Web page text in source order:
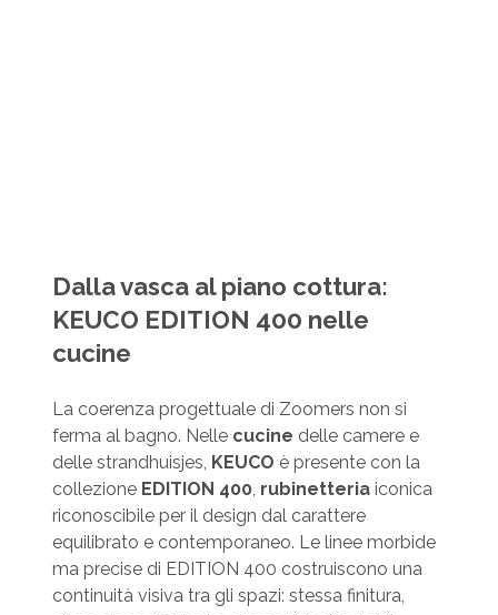
Dalla vasca al piano cottura:
KEUCO EDITION 400 nelle
cucine
La coerenza progettuale di Zoomers non si
ferma al bagno. Nelle cucine delle camere e
delle strandhuisjes, KEUCO è presente con la
collezione EDITION 400, rubinetteriaiconica
riconoscibile per il design dal carattere
equilibrato e contemporaneo. Le linee morbide
ma precise di EDITION 400 costruiscono una
continuità visiva tra gli spazi: stessa finitura,